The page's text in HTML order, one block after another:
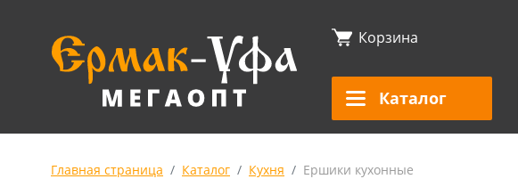
Корзина
Каталог
Главная страница Каталог Кухня Ершики кухонные